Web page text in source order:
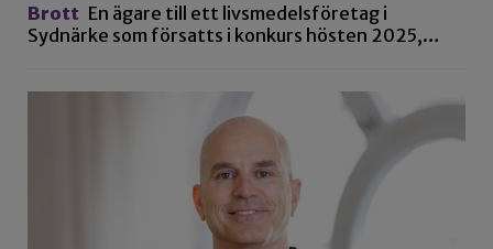
Brott En ägare till ett livsmedelsföretag i
Sydnärke som försatts i konkurs hösten 2025,…